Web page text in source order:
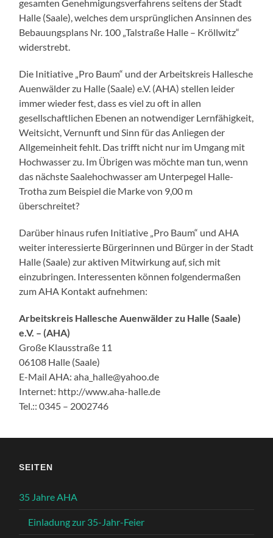
gesamten Genehmigungsverfahrens seitens der Stadt
Halle (Saale), welches dem ursprünglichen Ansinnen des
Bebauungsplans Nr. 100 „Talstraße Halle – Kröllwitz“
widerstrebt.
Die Initiative „Pro Baum“ und der Arbeitskreis Hallesche
Auenwälder zu Halle (Saale) e.V. (AHA) stellen leider
immer wieder fest, dass es viel zu oft in allen
gesellschaftlichen Ebenen an notwendiger Lernfähigkeit,
Weitsicht, Vernunft und Sinn für das Anliegen der
Allgemeinheit fehlt. Das trifft nicht nur im Umgang mit
Hochwasser zu. Im Übrigen was möchte man tun, wenn
das nächste Saalehochwasser am Unterpegel Halle-
Trotha zum Beispiel die Marke von 9,00 m
überschreitet?
Darüber hinaus rufen Initiative „Pro Baum“ und AHA
weiter interessierte Bürgerinnen und Bürger in der Stadt
Halle (Saale) zur aktiven Mitwirkung auf, sich mit
einzubringen. Interessenten können folgendermaßen
zum AHA Kontakt aufnehmen:
Arbeitskreis Hallesche Auenwälder zu Halle (Saale)
e.V. – (AHA)
Große Klausstraße 11
06108 Halle (Saale)
E-Mail AHA: aha_halle@yahoo.de
Internet: http://www.aha-halle.de
Tel.:: 0345 – 2002746
SEITEN
35 Jahre AHA
Einladung zur 35-Jahr-Feier